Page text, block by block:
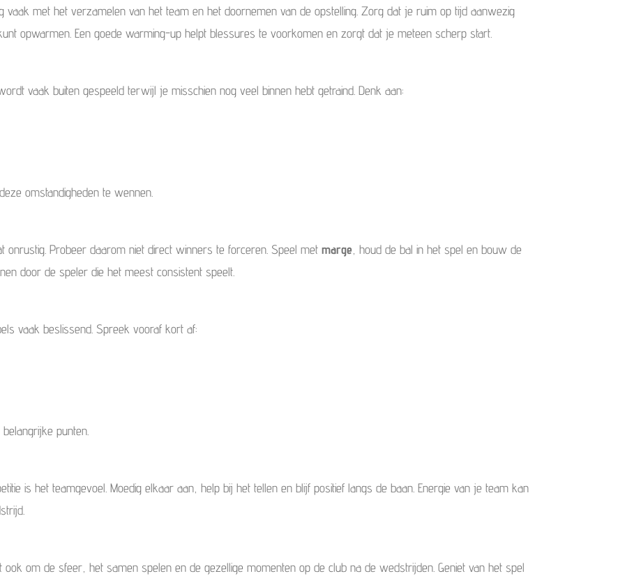
vaak met het verzamelen van het team en het doornemen van de opstelling. Zorg dat je ruim op tijd aanwezig
opwarmen. Een goede warming-up helpt blessures te voorkomen en zorgt dat je meteen scherp start.
vaak buiten gespeeld terwijl je misschien nog veel binnen hebt getraind. Denk aan:
omstandigheden te wennen.
Probeer daarom niet direct winners te forceren. Speel met marge , houd de bal in het spel en bouw de
door de speler die het meest consistent speelt.
vaak beslissend. Spreek vooraf kort af:
punten.
is het teamgevoel. Moedig elkaar aan, help bij het tellen en blijf positief langs de baan. Energie van je team kan
ook om de sfeer, het samen spelen en de gezellige momenten op de club na de wedstrijden. Geniet van het spel